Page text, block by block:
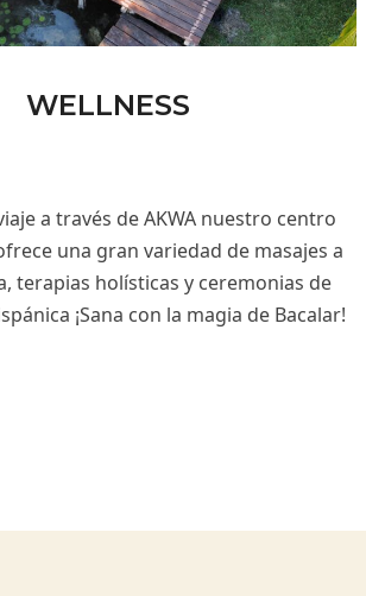
WELLNESS
a través de AKWA nuestro centro
una gran variedad de masajes a
terapias holísticas y ceremonias de
¡Sana con la magia de Bacalar!